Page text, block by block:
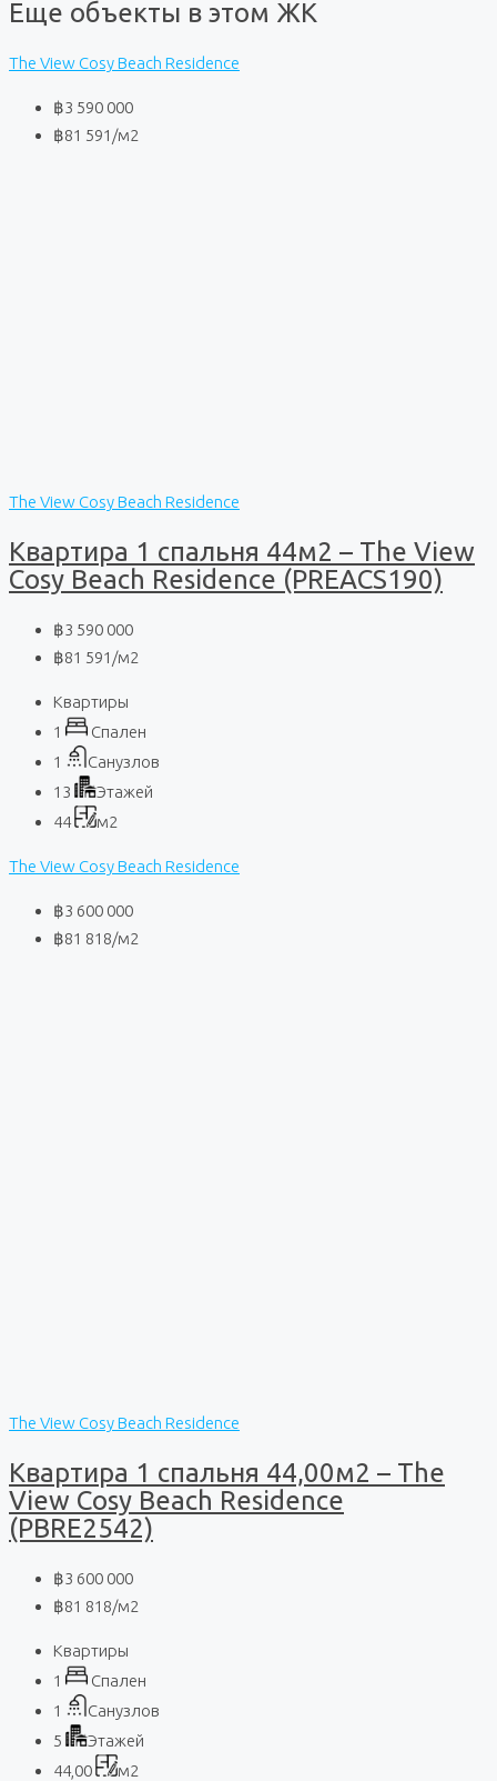
Еще объекты в этом ЖК
The View Cosy Beach Residence
฿3 590 000
฿81 591 /м2
The View Cosy Beach Residence
Квартира 1 спальня 44м2 – The View
Cosy Beach Residence (PREACS190)
฿3 590 000
฿81 591 /м2
Квартиры
1
Спален
1
Санузлов
13
Этажей
44
м2
The View Cosy Beach Residence
฿3 600 000
฿81 818/м2
The View Cosy Beach Residence
Квартира 1 спальня 44,00м2 – The
View Cosy Beach Residence
(PBRE2542)
฿3 600 000
฿81 818/м2
Квартиры
1
Спален
1
Санузлов
5
Этажей
44,00
м2